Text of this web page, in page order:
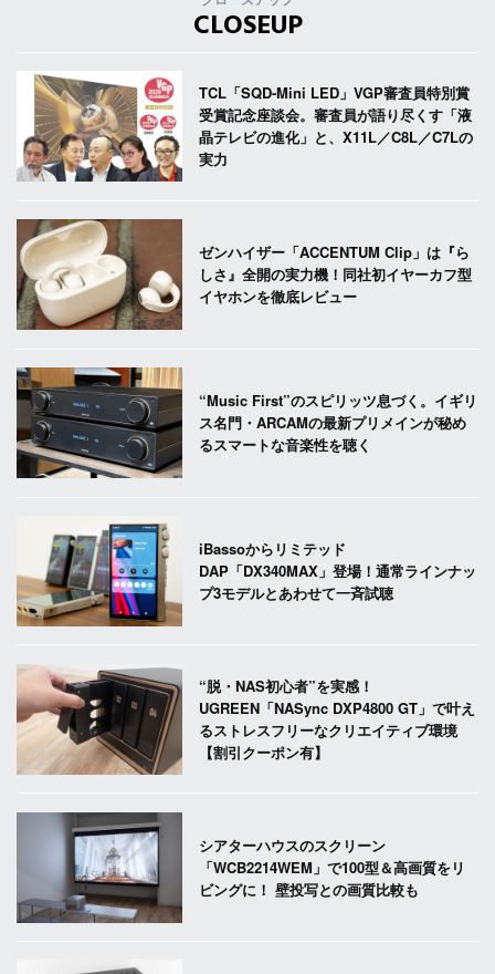
CLOSEUP
TCL「SQD-Mini LED」VGP審査員特別賞
受賞記念座談会。審査員が語り尽くす「液
晶テレビの進化」と、X11L／C8L／C7Lの
実力
ゼンハイザー「ACCENTUM Clip」は『ら
しさ』全開の実力機！同社初イヤーカフ型
イヤホンを徹底レビュー
“Music First”のスピリッツ息づく。イギリ
ス名門・ARCAMの最新プリメインが秘め
るスマートな音楽性を聴く
iBassoからリミテッド
DAP「DX340MAX」登場！通常ラインナッ
プ3モデルとあわせて一斉試聴
“脱・NAS初心者”を実感！
UGREEN「NASync DXP4800 GT」で叶え
るストレスフリーなクリエイティブ環境
【割引クーポン有】
シアターハウスのスクリーン
「WCB2214WEM」で100型＆高画質をリ
ビングに！ 壁投写との画質比較も